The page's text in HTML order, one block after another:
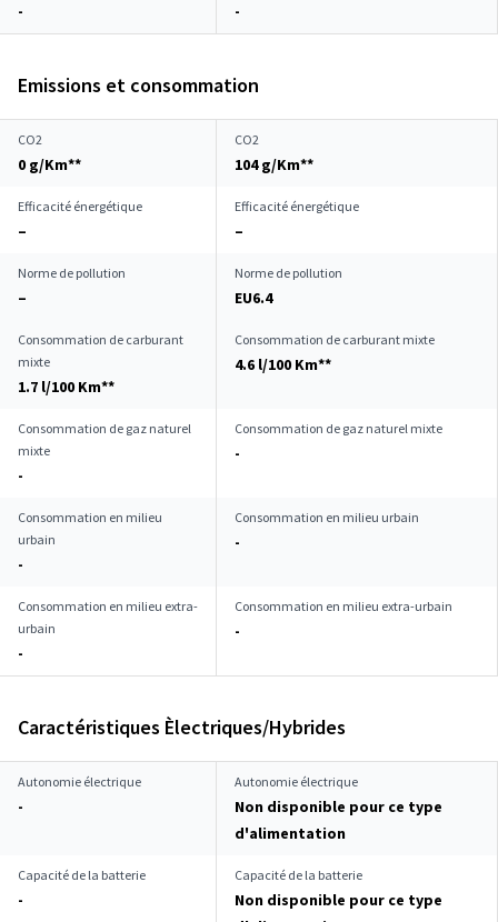
- -
Emissions et consommation
CO2
0 g/Km**
CO2
104 g/Km**
Efficacité énergétique
–
Efficacité énergétique
–
Norme de pollution
–
Norme de pollution
EU6.4
Consommation de carburant
mixte
1.7 l/100 Km**
Consommation de carburant mixte
4.6 l/100 Km**
Consommation de gaz naturel
mixte
-
Consommation de gaz naturel mixte
-
Consommation en milieu
urbain
-
Consommation en milieu urbain
-
Consommation en milieu extra-
urbain
-
Consommation en milieu extra-urbain
-
Caractéristiques Èlectriques/Hybrides
Autonomie électrique
-
Autonomie électrique
Non disponible pour ce type
d'alimentation
Capacité de la batterie
-
Capacité de la batterie
Non disponible pour ce type